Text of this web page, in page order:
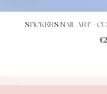
ACHETEZ
STICKERS NAIL ART –
€